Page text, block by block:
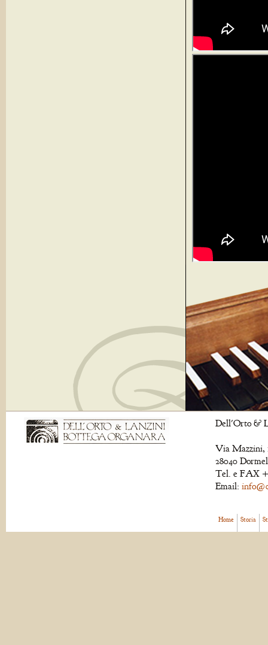
Dell'Orto &
Via Mazzini,
28040
Tel. e FAX
Email:
Home Storia